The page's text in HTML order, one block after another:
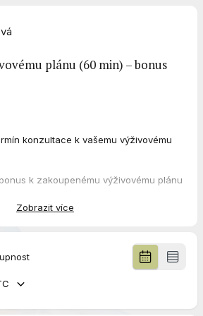
plánu (60 min) – bonus
konzultace k vašemu výživovému
k zakoupenému výživovému plánu
Bez něj plán sestavit nejde – je to
tudy:
https://vlcinora.cz/analyza-
Zobrazit více